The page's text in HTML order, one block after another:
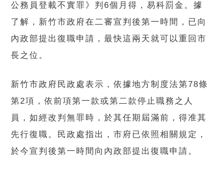
公務員登載不實罪》判6個月得，易科罰金。據
了解，新竹市政府在二審宣判後第一時間，已向
內政部提出復職申請，最快這兩天就可以重回市
長之位。
新竹市政府民政處表示，依據地方制度法第78條
第2項，依前項第一款或第二款停止職務之人
員，如經改判無罪時，於其任期屆滿前，得准其
先行復職。民政處指出，市府已依照相關規定，
於今宣判後第一時間向內政部提出復職申請。